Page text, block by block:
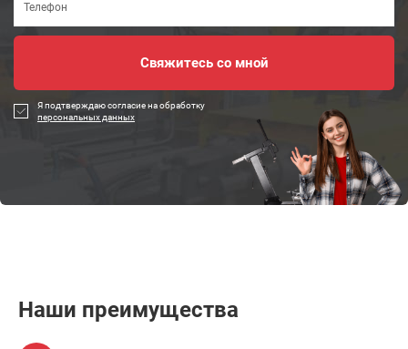
Я подтверждаю согласие на обработку
персональных данных
Наши преимущества